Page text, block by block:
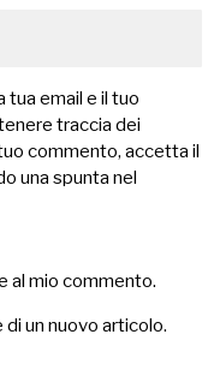
tua email e il tuo
traccia dei
commento, accetta il
una spunta nel
al mio commento.
un nuovo articolo.